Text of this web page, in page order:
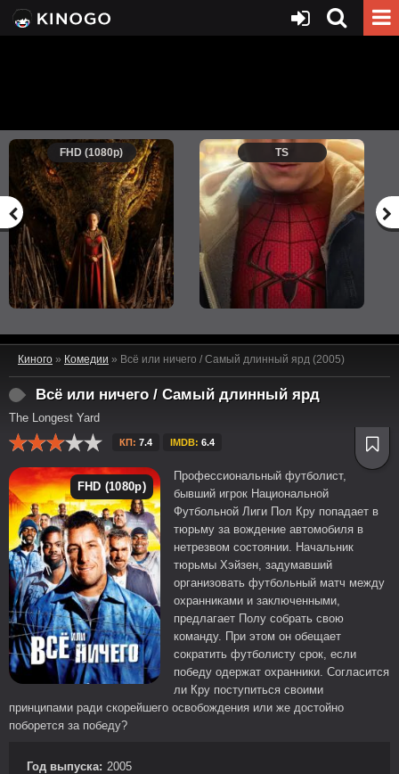
FHD (1080p) TS
Киного » Комедии » Всё или ничего / Самый длинный ярд (2005)
Всё или ничего / Самый длинный ярд
The Longest Yard
КП: 7.4 IMDB: 6.4
FHD (1080p)
Профессиональный футболист,
бывший игрок Национальной
Футбольной Лиги Пол Кру попадает в
тюрьму за вождение автомобиля в
нетрезвом состоянии. Начальник
тюрьмы Хэйзен, задумавший
организовать футбольный матч между
охранниками и заключенными,
предлагает Полу собрать свою
команду. При этом он обещает
сократить футболисту срок, если
победу одержат охранники. Согласится
ли Кру поступиться своими
принципами ради скорейшего освобождения или же достойно
поборется за победу?
Год выпуска: 2005